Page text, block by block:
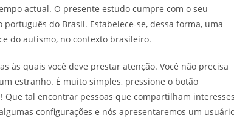
actual. O presente estudo cumpre com o seu
do Brasil. Estabelece-se, dessa forma, uma
do autismo, no contexto brasileiro.
às quais você deve prestar atenção. Você não precisa
estranho. É muito simples, pressione o botão
tal encontrar pessoas que compartilham
configurações e nós apresentaremos um